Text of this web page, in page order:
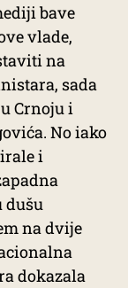
bave
vlade,
na
sada
Crnoju i
No iako
i
dušu
na dvije
dokazala